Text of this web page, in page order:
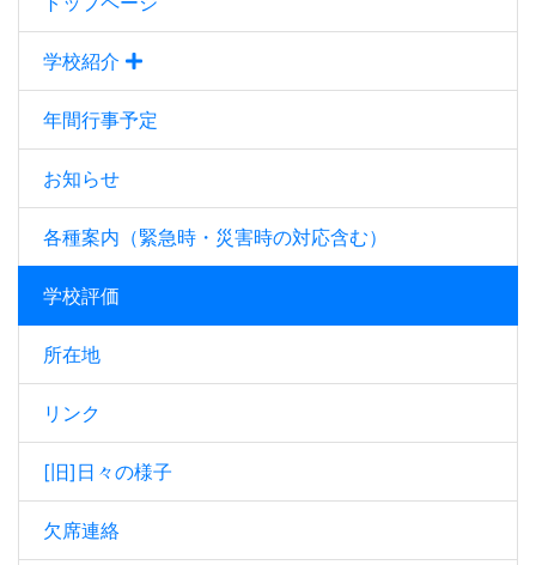
学校紹介
年間行事予定
お知らせ
各種案内（緊急時・災害時の対応含む）
学校評価
所在地
リンク
[旧]日々の様子
欠席連絡